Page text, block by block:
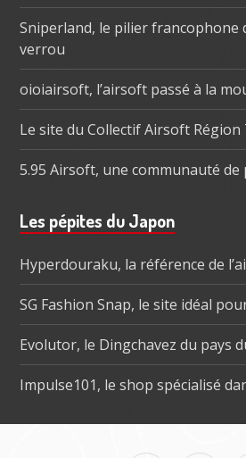
Sniperland, le pilier francophone
verrou
oioiairsoft, l’airsoft passé à la
Le site du Collectif Airsoft
5.95 Airsoft, une communauté de
Les pépites du Japon
Hyperdouraku, la référence de
SG Fashion Snap, le site idéal
Evolutor, le Dingchavez du pays
Impulse101, le shop spécialisé